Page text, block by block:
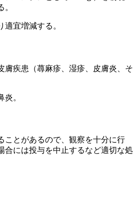
適宜増減する。
疾患（蕁麻疹、湿疹、皮膚炎、そ
。
ことがあるので、観察を十分に行
合には投与を中止するなど適切な処